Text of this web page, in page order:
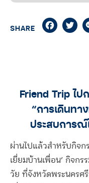
SHARE
Friend Trip ไป
“การเดินทา
ประสบการณ์
ผ่านไปแล้วสำหรับกิจก
เยี่ยมบ้านเพื่อน’ กิจก
วัย ที่จังหวัดพระนครศ